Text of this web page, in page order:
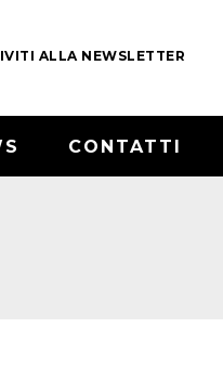
ALLA NEWSLETTER
CONTATTI